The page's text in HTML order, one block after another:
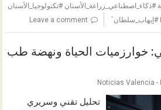
#ذكاء_اصطناعي_زراعة_الأسنان #تكنولوجيا_الأسنان
Leave a comment
خوارزميات الحياة ونهضة طب
Noticias Valencia -
تحليل تقني وسريري